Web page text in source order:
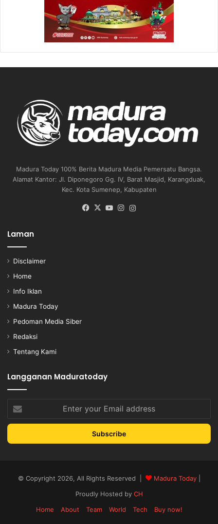
Madura Today 100% Berita Madura Media Pemersatu Bangsa.
Alamat Kantor: Jl. Diponegoro Gg. IV, Barat Masjid, Karangduak,
Kec. Kota Sumenep, Kabupaten
Facebook
X YouTubeInstagram
Laman
Disclaimer
Home
Info Iklan
Madura Today
Pedoman Media Siber
Redaksi
Tentang Kami
Langganan Maduratoday
your
Email
© Copyright 2026, All Rights Reserved | Madura Today
Proudly Hosted by CH
Home
About Team World Tech Buy now!